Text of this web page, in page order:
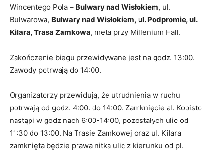
Wincentego Pola – Bulwary nad Wisłokiem, ul.
Bulwarowa, Bulwary nad Wisłokiem, ul. Podpromie, ul.
Kilara, Trasa Zamkowa, meta przy Millenium Hall.
Zakończenie biegu przewidywane jest na godz. 13:00.
Zawody potrwają do 14:00.
Organizatorzy przewidują, że utrudnienia w ruchu
potrwają od godz. 4:00. do 14:00. Zamknięcie al. Kopisto
nastąpi w godzinach 6:00-14:00, pozostałych ulic od
11:30 do 13:00. Na Trasie Zamkowej oraz ul. Kilara
zamknięta będzie prawa nitka ulic z kierunku od pl.